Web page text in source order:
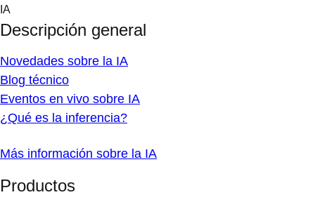
Skip
content
IA
Descripción general
Novedades sobre la IA
Blog técnico
Eventos en vivo sobre IA
¿Qué es la inferencia?
Más información sobre la IA
Productos